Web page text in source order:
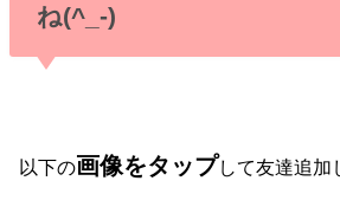
ね(^_-)
以下の画像をタップして友達追加